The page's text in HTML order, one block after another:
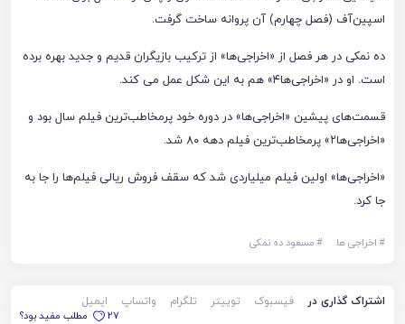
اسپین‌آف (فصل چهارم) آن پروانه ساخت گرفت.
ده نمکی در هر فصل از «اخراجی‌ها» از ترکیب بازیگران قدیم و جدید بهره برده
است. او در «اخراجی‌ها۴» هم به این شکل عمل می کند.
قسمت‌های پیشین «اخراجی‌ها» در دوره خود پرمخاطب‌ترین فیلم سال بود و
«اخراجی‌ها۲» پرمخاطب‌ترین فیلم دهه ۸۰ شد.
«اخراجی‌ها» اولین فیلم میلیاردی شد که سقف فروش ریالی فیلم‌ها را جا به
جا کرد.
#اخراجی ها #مسعود ده نمکی
اشتراک گذاری در فیسبوک توییتر تلگرام واتساپ
ایمیل
27
مطلب مفید بود؟